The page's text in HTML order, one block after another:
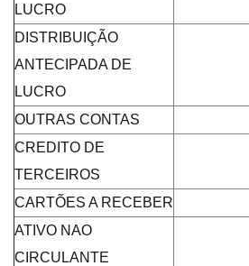
LUCRO
DISTRIBUIÇÃO
ANTECIPADA DE
LUCRO
OUTRAS CONTAS
CREDITO DE
TERCEIROS
CARTÕES A RECEBER
ATIVO NAO
CIRCULANTE